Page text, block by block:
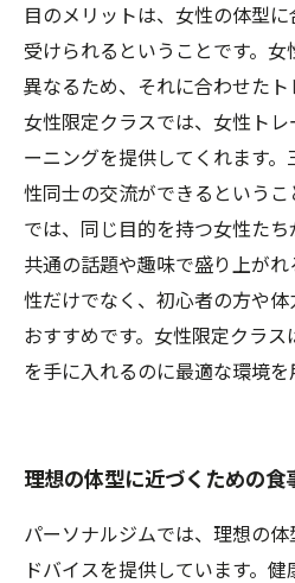
目のメリットは、女性の体型
受けられるということです。女
異なるため、それに合わせたト
女性限定クラスでは、女性ト
ーニングを提供してくれます
性同士の交流ができるという
では、同じ目的を持つ女性たち
共通の話題や趣味で盛り上が
性だけでなく、初心者の方や
おすすめです。女性限定クラ
を手に入れるのに最適な環境を
理想の体型に近づくための食
パーソナルジムでは、理想の
ドバイスを提供しています。